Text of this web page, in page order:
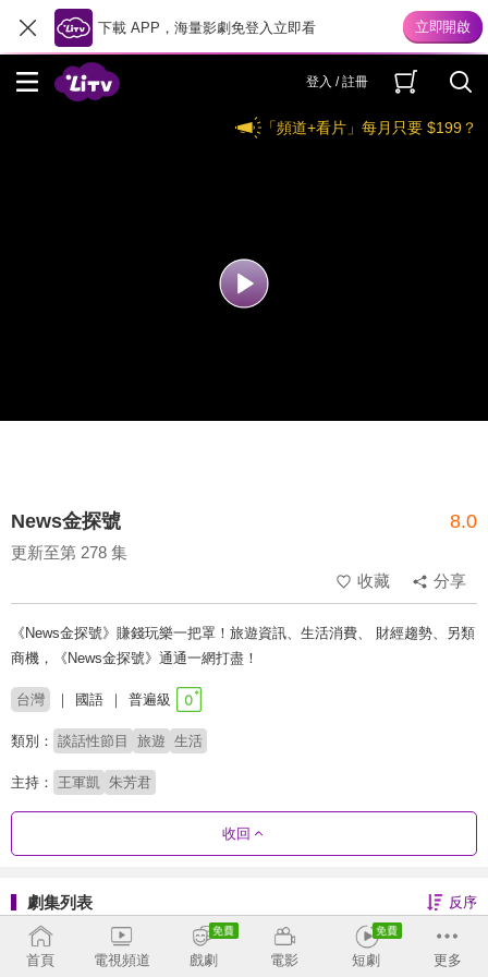
下載 APP，海量影劇免登入立即看
登入 / 註冊
「頻道+看片」每月只要 $199？
News金探號 8.0
更新至第 278 集
收藏
分享
《News金探號》賺錢玩樂一把罩！旅遊資訊、生活消費、 財經趨勢、另類
商機，《News金探號》通通一網打盡！
台灣 國語 普遍級
類別： 談話性節目 旅遊 生活
主持： 王軍凱 朱芳君
收回
劇集列表 反序
266 - 278
225 - 264
首頁
電視頻道 戲劇 電影 短劇 更多